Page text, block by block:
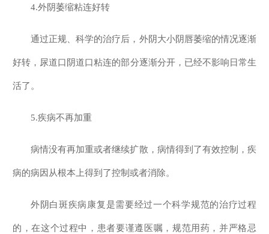
4.外阴萎缩粘连好转
通过正规、科学的治疗后，外阴大小阴唇萎缩的情况逐渐
好转，尿道口阴道口粘连的部分逐渐分开，已经不影响日常生
活了。
5.疾病不再加重
病情没有再加重或者继续扩散，病情得到了有效控制，疾
病的病因从根本上得到了控制或者消除。
外阴白斑疾病康复是需要经过一个科学规范的治疗过程
的，在这个过程中，患者要谨遵医嘱，规范用药，并严格忌